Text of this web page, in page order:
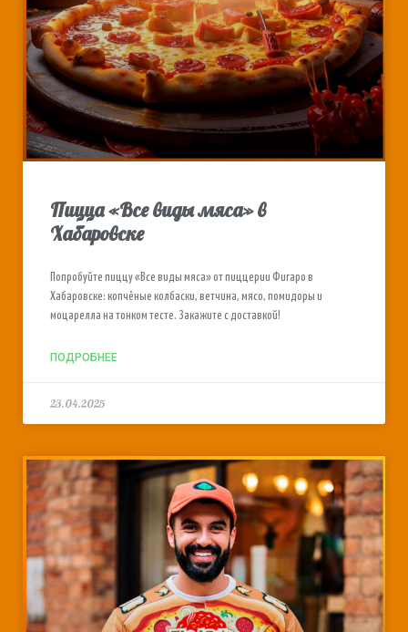
Пицца «Все виды мяса» в
Хабаровске
Попробуйте пиццу «Все виды мяса» от пиццерии Фигаро в
Хабаровске: копчёные колбаски, ветчина, мясо, помидоры и
моцарелла на тонком тесте. Закажите с доставкой!
ПОДРОБНЕЕ
23.04.2025